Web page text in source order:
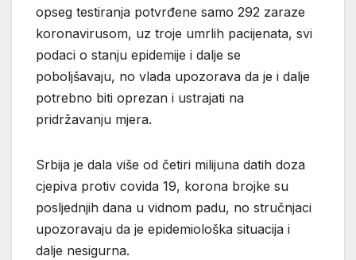
opseg testiranja potvrđene samo 292 zaraze
koronavirusom, uz troje umrlih pacijenata, svi
podaci o stanju epidemije i dalje se
poboljšavaju, no vlada upozorava da je i dalje
potrebno biti oprezan i ustrajati na
pridržavanju mjera.
Srbija je dala više od četiri milijuna datih doza
cjepiva protiv covida 19, korona brojke su
posljednjih dana u vidnom padu, no stručnjaci
upozoravaju da je epidemiološka situacija i
dalje nesigurna.